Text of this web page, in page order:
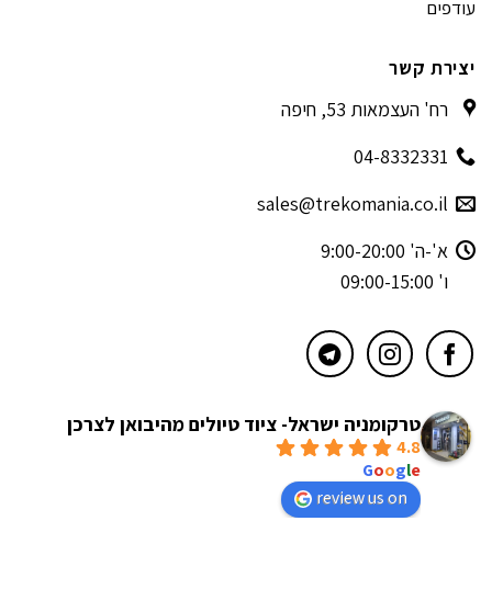
עודפים
יצירת קשר
רח' העצמאות 53, חיפה
04-8332331
sales@trekomania.co.il
א'-ה' 9:00-20:00
ו' 09:00-15:00
טרקומניה ישראל- ציוד טיולים מהיבואן לצרכן
4.8
Google
review us on